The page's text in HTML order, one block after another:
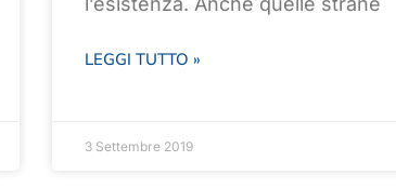
LEGGI TUTTO »
3 Settembre 2019